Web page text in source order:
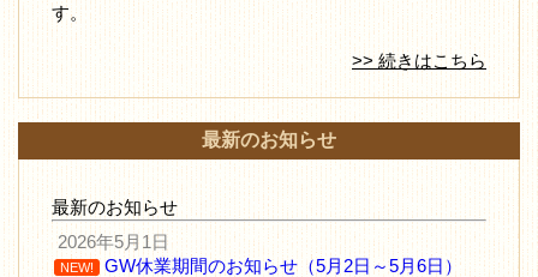
す。
>> 続きはこちら
最新のお知らせ
最新のお知らせ
2026年5月1日
NEW! GW休業期間のお知らせ（5月2日～5月6日）